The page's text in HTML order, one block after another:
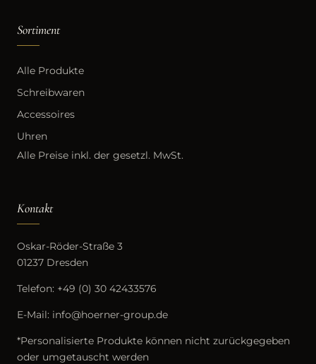
Sortiment
Alle Produkte
Schreibwaren
Accessoires
Uhren
Alle Preise inkl. der gesetzl. MwSt.
Kontakt
Oskar-Röder-Straße 3
01237 Dresden
Telefon: +49 (0) 30 42433576
E-Mail: info@hoerner-group.de
*Personalisierte Produkte können nicht zurückgegeben
oder umgetauscht werden